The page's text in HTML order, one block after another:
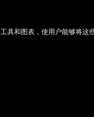
具和图表，使用户能够将这